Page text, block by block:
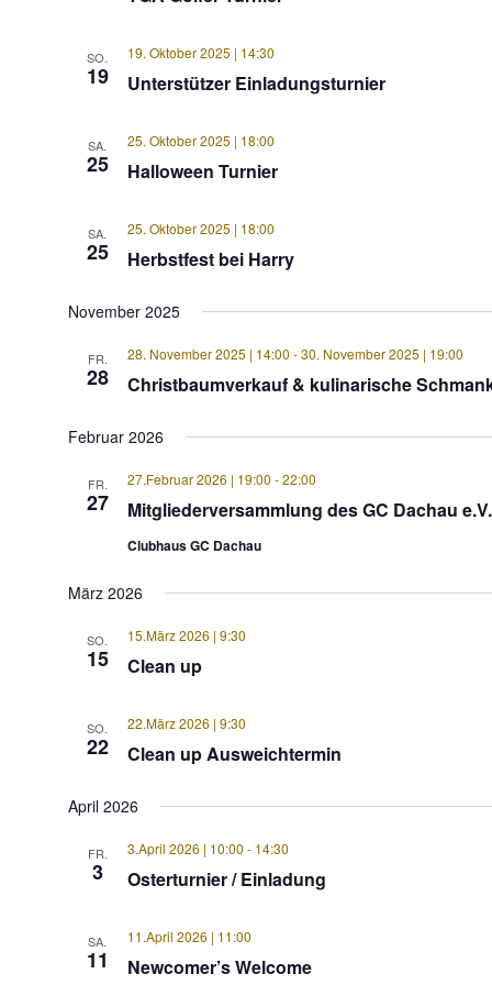
SO.
19 Unterstützer Einladungsturnier
19. Oktober 2025 | 14:30
SA.
25 Halloween Turnier
25. Oktober 2025 | 18:00
SA.
25 Herbstfest bei Harry
25. Oktober 2025 | 18:00
November 2025
FR.
28 Christbaumverkauf & kulinarische
28. November 2025 | 14:00 -30. November 2025 | 19:00
Februar 2026
FR.
27 Mitgliederversammlung des GC Dachau
27.Februar 2026 | 19:00 -22:00
Clubhaus GC Dachau
März 2026
SO.
15 Clean up
15.März 2026 | 9:30
SO.
22 Clean up Ausweichtermin
22.März 2026 | 9:30
April 2026
FR.
3 Osterturnier / Einladung
3.April 2026 | 10:00 - 14:30
SA.
11 Newcomer’s Welcome
11.April 2026 | 11:00